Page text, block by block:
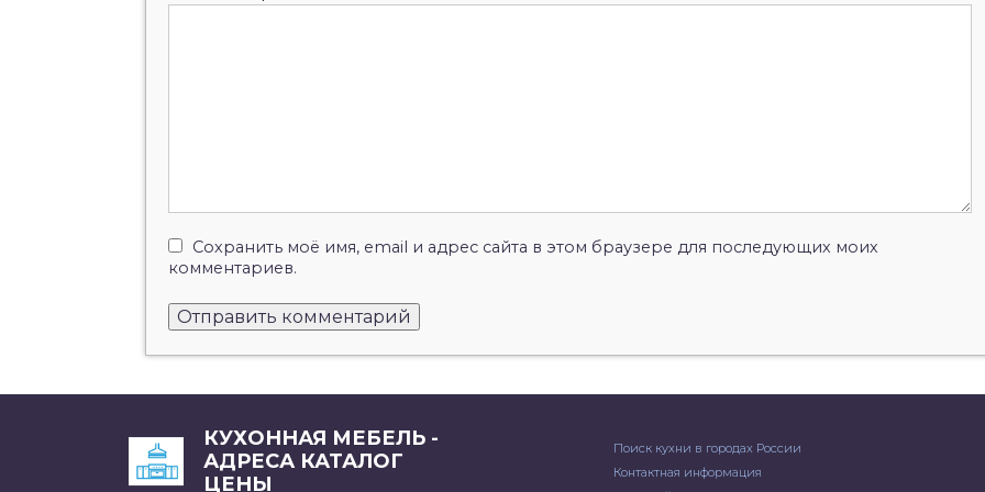
Сохранить моё имя, email и адрес сайта в этом браузере для последующих моих
комментариев.
КУХОННАЯ МЕБЕЛЬ -
АДРЕСА КАТАЛОГ
ЦЕНЫ
Поиск кухни в городах России
Контактная информация